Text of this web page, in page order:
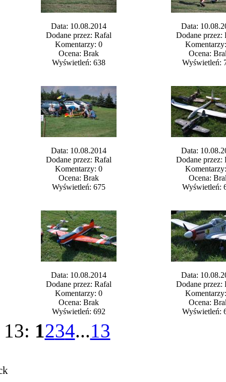
Data: 10.08.2014
Dodane przez: Rafal
Komentarzy: 0
Ocena: Brak
Wyświetleń: 638
Data:
Dodane przez:
Ocena:
Wyświetleń:
Data: 10.08.2014
Dodane przez: Rafal
Komentarzy: 0
Ocena: Brak
Wyświetleń: 675
Data:
Dodane przez:
Ocena:
Wyświetleń:
Data: 10.08.2014
Dodane przez: Rafal
Komentarzy: 0
Ocena: Brak
Wyświetleń: 692
Data:
Dodane przez:
Ocena:
Wyświetleń:
1234...13